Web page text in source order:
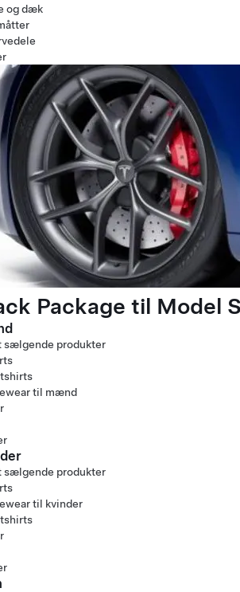
og dæk
Package til Model
sælgende produkter
til mænd
sælgende produkter
til kvinder